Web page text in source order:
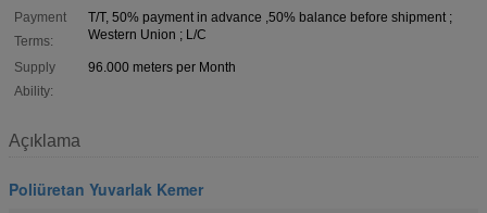
Payment
Terms:
T/T, 50% payment in advance ,50% balance before shipment ;
Western Union ; L/C
Supply
Ability:
96.000 meters per Month
Açıklama
Poliüretan Yuvarlak Kemer